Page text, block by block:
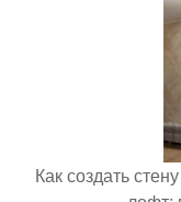
Как создать